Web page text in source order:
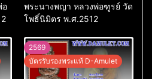
อ
พระนางพญา หลวงพ่อฑูรย์ วัด
โพธิ์นิมิตร พ.ศ.2512
2569
บัตรรับรองพระแท้ D-Amulet